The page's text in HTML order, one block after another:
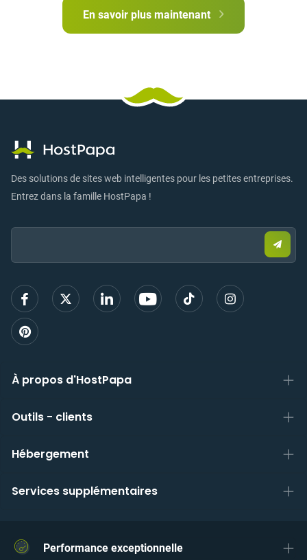
En savoir plus maintenant
Des solutions de sites web intelligentes pour les petites entreprises.
Entrez dans la famille HostPapa !
Email:
un
mail
À propos d'HostPapa
Outils - clients
Hébergement
Services supplémentaires
Performance exceptionnelle